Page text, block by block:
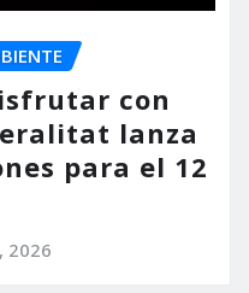
con
lanza
para el 12
2026